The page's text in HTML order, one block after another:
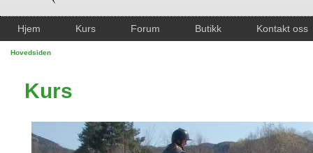
Hjem Kurs Forum Butikk Kontakt oss
Hovedsiden
Kurs